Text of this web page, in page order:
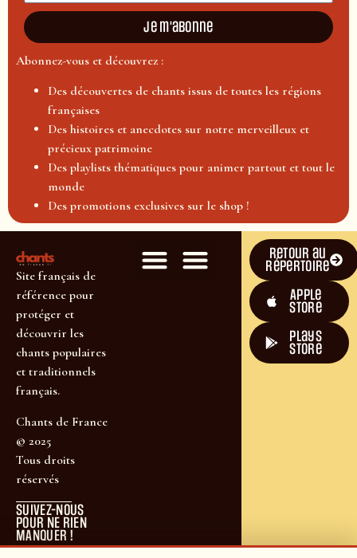
Je m'abonne
Abonnez-vous et découvrez :
Des découvertes de chants issus de toutes les régions
françaises
Des histoires et anecdotes sur notre merveilleux et
précieux patrimoine
Des playlists thématiques pour animer partout et tout le
monde
Des promotions exclusives sur le shop !
Site français de
référence pour
protéger et
découvrir les
chants populaires
et traditionnels
français.
Chants de France
© 2025
Tous droits
réservés
SUIVEZ-NOUS
POUR NE RIEN
MANQUER !
Retour au
répertoire
Apple
Store
plays
store